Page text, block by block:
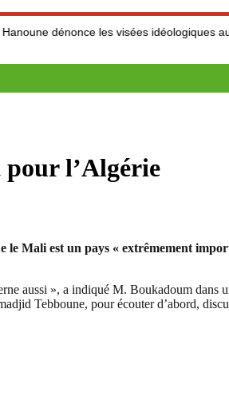
les visées idéologiques au dépend du
l’Algérie
Mali est un pays « extrêmement
aussi », a indiqué M. Boukadoum dans
Tebboune, pour écouter d’abord,